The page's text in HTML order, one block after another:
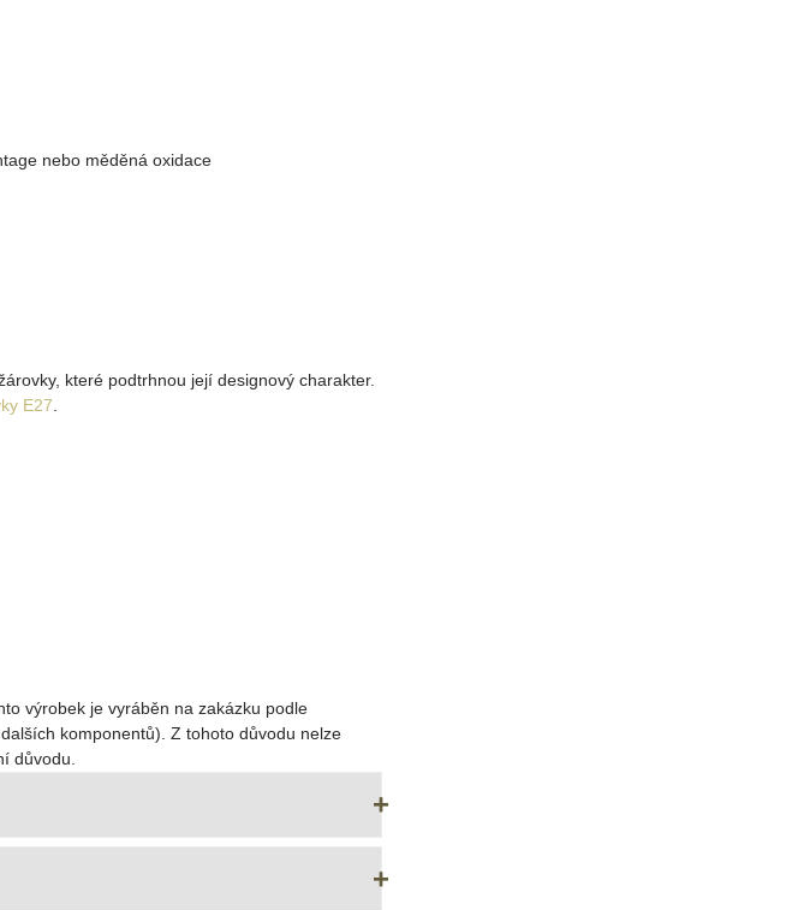
nebo měděná oxidace
které podtrhnou její designový charakter.
E27
výrobek je vyráběn na zakázku podle
komponentů). Z tohoto důvodu nelze
důvodu.